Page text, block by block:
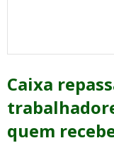
Caixa
quem